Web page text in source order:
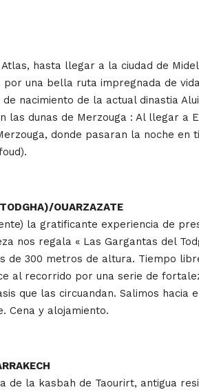
hasta llegar a la ciudad de
por una bella ruta impregnada de
nacimiento de la actual dinastia
las dunas de Merzouga : Al llegar
donde pasaran la noche
OUARZAZATE
la gratificante experiencia de
nos regala « Las Gargantas del
300 metros de altura. Tiempo
al recorrido por una serie de
que las circuandan. Salimos hacia
Cena y alojamiento.
de la kasbah de Taourirt, antigua